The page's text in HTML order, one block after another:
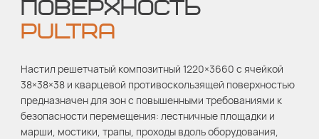
ПОВЕРХНОСТЬ
PULTRA
Настил решетчатый композитный 1220×3660 с ячейкой
38×38×38 и кварцевой противоскользящей поверхностью
предназначен для зон с повышенными требованиями к
безопасности перемещения: лестничные площадки и
марши, мостики, трапы, проходы вдоль оборудования,